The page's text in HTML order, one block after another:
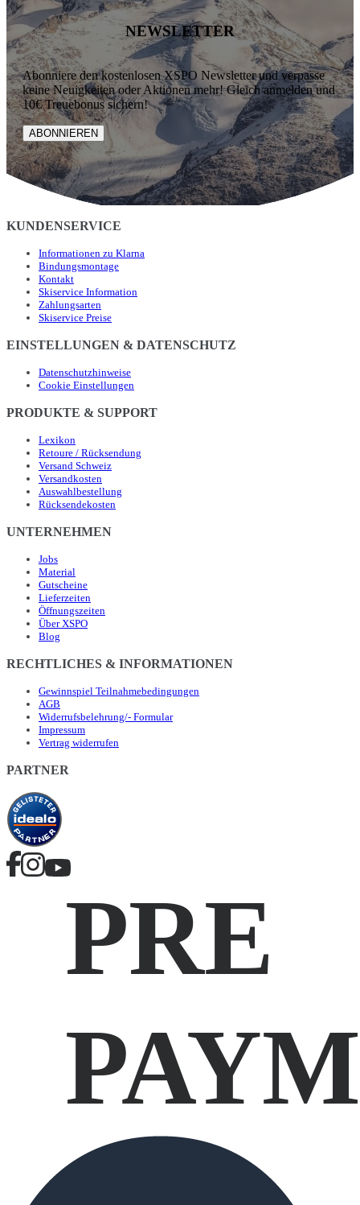
NEWSLETTER
Abonniere den kostenlosen XSPO Newsletter und verpasse
keine Neuigkeiten oder Aktionen mehr! Gleich anmelden und
10€ Treuebonus sichern!
ABONNIEREN
KUNDENSERVICE
Informationen zu Klarna
Bindungsmontage
Kontakt
Skiservice Information
Zahlungsarten
Skiservice Preise
EINSTELLUNGEN & DATENSCHUTZ
Datenschutzhinweise
Cookie Einstellungen
PRODUKTE & SUPPORT
Lexikon
Retoure / Rücksendung
Versand Schweiz
Versandkosten
Auswahlbestellung
Rücksendekosten
UNTERNEHMEN
Jobs
Material
Gutscheine
Lieferzeiten
Öffnungszeiten
Über XSPO
Blog
RECHTLICHES & INFORMATIONEN
Gewinnspiel Teilnahmebedingungen
AGB
Widerrufsbelehrung/- Formular
Impressum
Vertrag widerrufen
PARTNER